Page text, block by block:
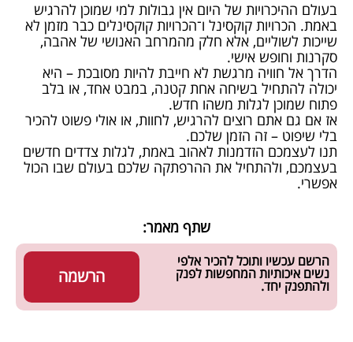
בעולם ההיכרויות של היום אין גבולות למי שמוכן להרגיש
באמת. הכרויות קוקסינל ו־הכרויות קוקסינלים כבר מזמן לא
שייכות לשוליים, אלא חלק מהמרחב האנושי של אהבה,
סקרנות וחופש אישי.
הדרך אל חוויה מרגשת לא חייבת להיות מסובכת – היא
יכולה להתחיל בשיחה אחת קטנה, במבט אחד, או בלב
פתוח שמוכן לגלות משהו חדש.
אז אם גם אתם רוצים להרגיש, לחוות, או אולי פשוט להכיר
בלי שיפוט – זה הזמן שלכם.
תנו לעצמכם הזדמנות לאהוב באמת, לגלות צדדים חדשים
בעצמכם, ולהתחיל את ההרפתקה שלכם בעולם שבו הכול
אפשרי.
שתף מאמר:
הרשמה
הרשם עכשיו ותוכל להכיר אלפי
נשים איכותיות המחפשות לפנק
ולהתפנק יחד.